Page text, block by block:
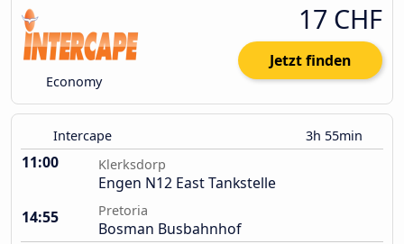
Economy
17 CHF
Jetzt finden
Intercape 3h 55min
11:00 Klerksdorp
Engen N12 East Tankstelle
14:55
Pretoria
Bosman Busbahnhof